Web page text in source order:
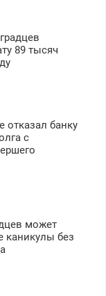
89 тысяч
отказал банку
с
может
каникулы без